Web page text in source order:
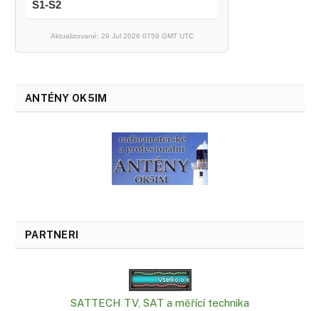
S1-S2
Aktualizované: 29 Jul 2026 0759 GMT UTC
ANTÉNY OK5IM
PARTNERI
SATTECH TV, SAT a měřící technika